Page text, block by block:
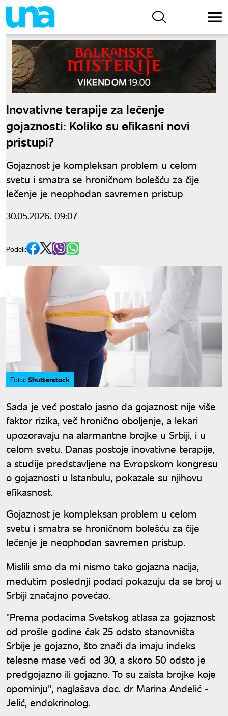
Inovativne terapije za lečenje
gojaznosti: Koliko su efikasni novi
pristupi?
Gojaznost je kompleksan problem u celom
svetu i smatra se hroničnom bolešću za čije
lečenje je neophodan savremen pristup
30.05.2026. 09:07
Podeli:
Foto: Shutterstock
Sada je već postalo jasno da gojaznost nije više
faktor rizika, več hronično oboljenje, a lekari
upozoravaju na alarmantne brojke u Srbiji, i u
celom svetu. Danas postoje inovativne terapije,
a studije predstavljene na Evropskom kongresu
o gojaznosti u Istanbulu, pokazale su njihovu
efikasnost.
Gojaznost je kompleksan problem u celom
svetu i smatra se hroničnom bolešću za čije
lečenje je neophodan savremen pristup.
Mislili smo da mi nismo tako gojazna nacija,
međutim poslednji podaci pokazuju da se broj u
Srbiji značajno povećao.
"Prema podacima Svetskog atlasa za gojaznost
od prošle godine čak 25 odsto stanovništa
Srbije je gojazno, što znači da imaju indeks
telesne mase veći od 30, a skoro 50 odsto je
predgojazno ili gojazno. To su zaista brojke koje
opominju", naglašava doc. dr Marina Anđelić -
Jelić, endokrinolog.